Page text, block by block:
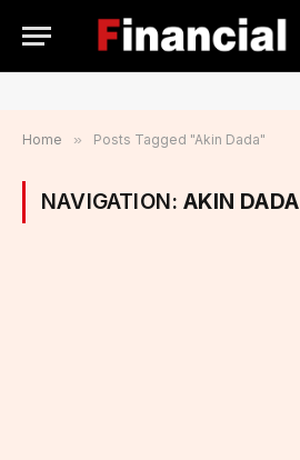
Home » Posts Tagged "Akin Dada"
NAVIGATION:AKIN DADA